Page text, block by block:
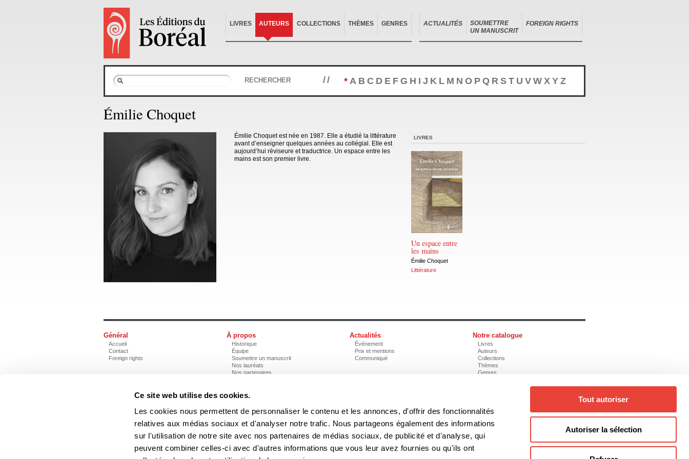
Ce site web utilise des cookies.
Les cookies nous permettent de personnaliser le contenu et les annonces, d'offrir des fonctionnalités
relatives aux médias sociaux et d'analyser notre trafic. Nous partageons également des informations
sur l'utilisation de notre site avec nos partenaires de médias sociaux, de publicité et d'analyse, qui
peuvent combiner celles-ci avec d'autres informations que vous leur avez fournies ou qu'ils ont
Tout autoriser
Autoriser la sélection
LIVRES AUTEURS COLLECTIONS THÈMES GENRES ACTUALITÉS
SOUMETTRE
UN MANUSCRIT
FOREIGN RIGHTS
RECHERCHER // * A B C D E F G H I J K L M N O P Q R S T U V W X Y Z
Émilie Choquet
Émilie Choquet est née en 1987. Elle a étudié la littérature
avant d’enseigner quelques années au collégial. Elle est
aujourd’hui réviseure et traductrice. Un espace entre les
mains est son premier livre.
LIVRES
Un espace entre
les mains
Émilie Choquet
Littérature
Général
Accueil
Contact
Foreign rights
À propos
Historique
Équipe
Soumettre un manuscrit
Nos lauréats
Nos partenaires
Actualités
Événement
Prix et mentions
Communiqué
Notre catalogue
Livres
Auteurs
Collections
Thèmes
Genres
Les Éditions du Boréal
3970, rue Saint-Ambroise, Montréal (Québec), Canada H4C 2C7
Tél: (514) 287-7401 Téléc: (514) 287-7664
boreal@editionsboreal.qc.ca
Les photos des auteurs ne peuvent être reproduites sans l'autorisation des Éditions du Boréal.